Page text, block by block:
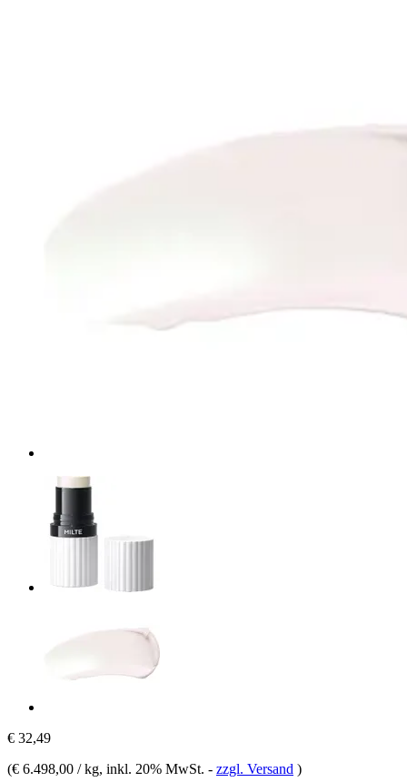
€ 32,49
(€ 6.498,00 / kg, inkl. 20% MwSt. - zzgl. Versand )